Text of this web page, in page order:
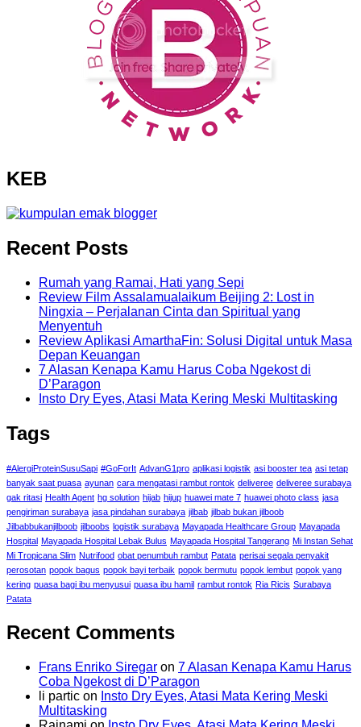
KEB
Recent Posts
Rumah yang Ramai, Hati yang Sepi
Review Film Assalamualaikum Beijing 2: Lost in
Ningxia – Perjalanan Cinta dan Spiritual yang
Menyentuh
Review Aplikasi AmarthaFin: Solusi Digital untuk Masa
Depan Keuangan
7 Alasan Kenapa Kamu Harus Coba Ngekost di
D’Paragon
Insto Dry Eyes, Atasi Mata Kering Meski Multitasking
Tags
#AlergiProteinSusuSapi #GoForIt AdvanG1pro aplikasi logistik asi booster tea asi tetap
banyak saat puasa ayunan cara mengatasi rambut rontok deliveree deliveree surabaya
gak ritasi Health Agent hg solution hijab hijup huawei mate 7 huawei photo class jasa
pengiriman surabaya jasa pindahan surabaya jilbab jilbab bukan jilboob
Jilbabbukanjilboob jilboobs logistik surabaya Mayapada Healthcare Group Mayapada
Hospital Mayapada Hospital Lebak Bulus Mayapada Hospital Tangerang Mi Instan Sehat
Mi Tropicana Slim Nutrifood obat penumbuh rambut Patata perisai segala penyakit
perosotan popok bagus popok bayi terbaik popok bermutu popok lembut popok yang
kering puasa bagi ibu menyusui puasa ibu hamil rambut rontok Ria Ricis Surabaya
Patata
Recent Comments
Frans Enriko Siregar on 7 Alasan Kenapa Kamu Harus
Coba Ngekost di D’Paragon
li partic on Insto Dry Eyes, Atasi Mata Kering Meski
Multitasking